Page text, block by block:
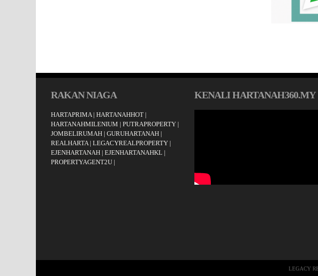
RAKAN NIAGA
HARTAPRIMA | HARTANAHHOT |
HARTANAHMILENIUM | PUTRAPROPERTY |
JOMBELIRUMAH | GURUHARTANAH |
REALHARTA | LEGACYREALPROPERTY |
EJENHARTANAH | EJENHARTANAHKL |
PROPERTYAGENT2U |
KENALI HARTANAH360.MY
LEGACY